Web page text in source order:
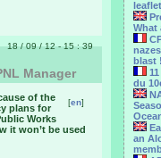
leaflet
What
blast
du
an
18 / 09 / 12 - 15 : 39
Manager
[en]
of the
plans for
Works
it won’t be used